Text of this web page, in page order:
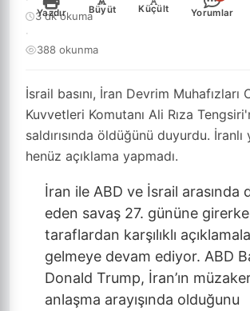
İsrail basını, İran Devrim Muhafızları
Kuvvetleri Komutanı Ali Rıza
saldırısında öldüğünü duyurdu.
henüz açıklama yapmadı.
3 dk okuma
·
388 okunma
Yazdır
+
Büyüt Küçült Yorumlar
İran ile ABD ve İsrail arasında
eden savaş 27. gününe
taraflardan karşılıklı
gelmeye devam ediyor. ABD
Donald Trump, İran’ın
anlaşma arayışında olduğunu